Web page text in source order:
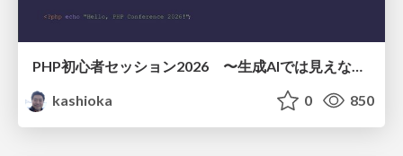
PHP初心者セッション2026 〜生成AIでは見えない裏側を知る：今だからLAMPを通して仕組みを学ぶ〜
kashioka
0 850